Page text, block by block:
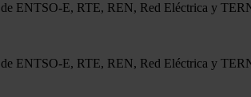
de ENTSO-E, RTE, REN, Red Eléctrica y
de ENTSO-E, RTE, REN, Red Eléctrica y